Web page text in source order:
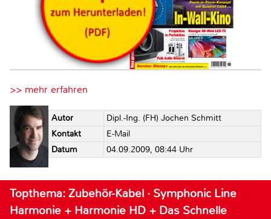
>> mehr erfahren
Autor
Dipl.-Ing. (FH) Jochen Schmitt
Kontakt
E-Mail
Datum
04.09.2009, 08:44 Uhr
Topthema: Zubehör-Kabel · Symphonic Line
Harmonie + Harmonie HD + Das Schnelle